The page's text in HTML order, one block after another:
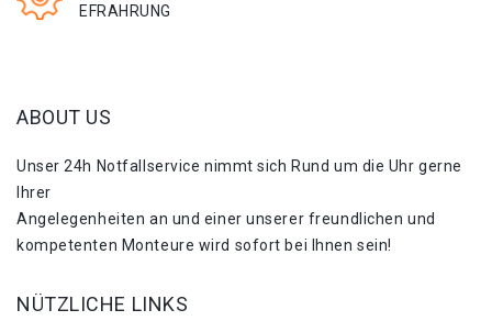
EFRAHRUNG
ABOUT US
Unser 24h Notfallservice nimmt sich Rund um die Uhr gerne
Ihrer
Angelegenheiten an und einer unserer freundlichen und
kompetenten Monteure wird sofort bei Ihnen sein!
NÜTZLICHE LINKS